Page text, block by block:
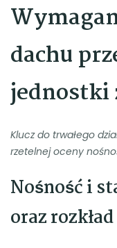
dachu
jednostki
Klucz do trwałego
rzetelnej oceny
Nośność i
oraz